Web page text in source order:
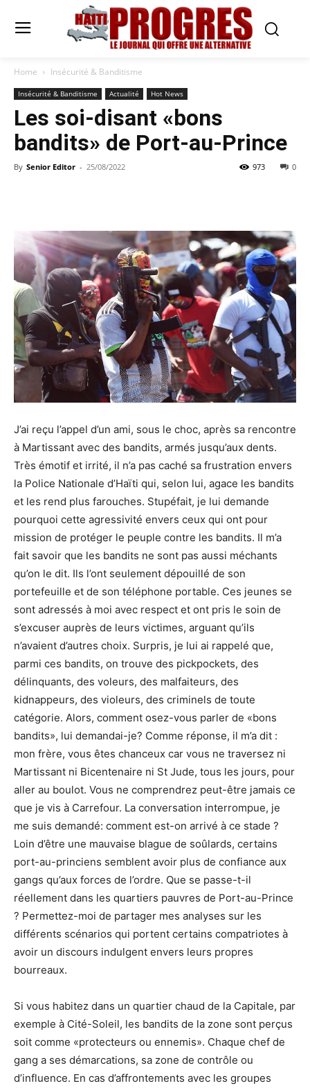
Home Insécurité & Banditisme
Insécurité & Banditisme Actualité Hot News
Les soi-disant «bons
bandits» de Port-au-Prince
By Senior Editor - 25/08/2022 0
973
J’ai reçu l’appel d’un ami, sous le choc, après sa rencontre
à Martissant avec des bandits, armés jusqu’aux dents.
Très émotif et irrité, il n’a pas caché sa frustration envers
la Police Nationale d’Haïti qui, selon lui, agace les bandits
et les rend plus farouches. Stupéfait, je lui demande
pourquoi cette agressivité envers ceux qui ont pour
mission de protéger le peuple contre les bandits. Il m’a
fait savoir que les bandits ne sont pas aussi méchants
qu’on le dit. Ils l’ont seulement dépouillé de son
portefeuille et de son téléphone portable. Ces jeunes se
sont adressés à moi avec respect et ont pris le soin de
s’excuser auprès de leurs victimes, arguant qu’ils
n’avaient d’autres choix. Surpris, je lui ai rappelé que,
parmi ces bandits, on trouve des pickpockets, des
délinquants, des voleurs, des malfaiteurs, des
kidnappeurs, des violeurs, des criminels de toute
catégorie. Alors, comment osez-vous parler de «bons
bandits», lui demandai-je? Comme réponse, il m’a dit :
mon frère, vous êtes chanceux car vous ne traversez ni
Martissant ni Bicentenaire ni St Jude, tous les jours, pour
aller au boulot. Vous ne comprendrez peut-être jamais ce
que je vis à Carrefour. La conversation interrompue, je
me suis demandé: comment est-on arrivé à ce stade ?
Loin d’être une mauvaise blague de soûlards, certains
port-au-princiens semblent avoir plus de confiance aux
gangs qu’aux forces de l’ordre. Que se passe-t-il
réellement dans les quartiers pauvres de Port-au-Prince
? Permettez-moi de partager mes analyses sur les
différents scénarios qui portent certains compatriotes à
avoir un discours indulgent envers leurs propres
bourreaux.
Si vous habitez dans un quartier chaud de la Capitale, par
exemple à Cité-Soleil, les bandits de la zone sont perçus
soit comme «protecteurs ou ennemis». Chaque chef de
gang a ses démarcations, sa zone de contrôle ou
d’influence. En cas d’affrontements avec les groupes